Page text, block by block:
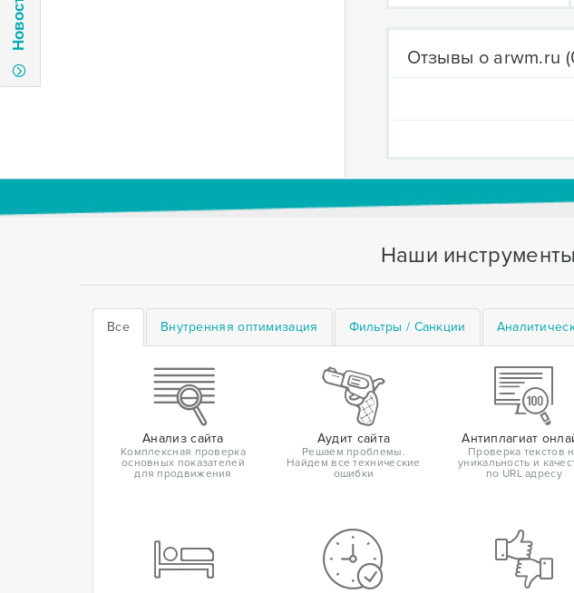
Новости
Отзывы о arwm.ru
Наши
Все Внутренняя оптимизация Фильтры / Санкции
Анализ сайта
Комплексная проверка
основных показателей
для продвижения
Аудит сайта
Решаем проблемы.
Найдем все технические
ошибки
Антиплагиат
Проверка текстов
уникальность и
по URL адресу